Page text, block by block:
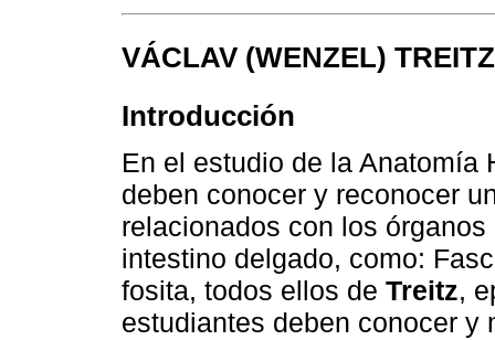
VÁCLAV (WENZEL) TREITZ
Introducción
En el estudio de la Anatomía
deben conocer y reconocer
relacionados con los
intestino delgado, como:
fosita, todos ellos de Treitz,
estudiantes deben conocer y